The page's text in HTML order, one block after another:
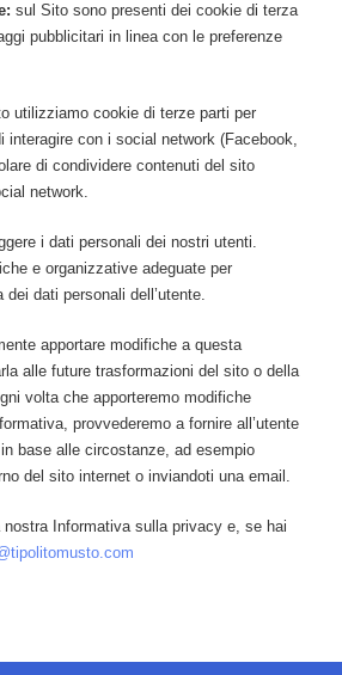
sul Sito sono presenti dei cookie di terza
pubblicitari in linea con le preferenze
utilizziamo cookie di terze parti per
interagire con i social network (Facebook,
di condividere contenuti del sito
network.
i dati personali dei nostri utenti.
e organizzative adeguate per
dati personali dell’utente.
apportare modifiche a questa
alle future trasformazioni del sito o della
volta che apporteremo modifiche
provvederemo a fornire all’utente
base alle circostanze, ad esempio
del sito internet o inviandoti una email.
Informativa sulla privacy e, se hai